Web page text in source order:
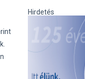
Hirdetés